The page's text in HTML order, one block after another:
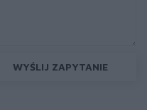
WYŚLIJ ZAPYTANIE